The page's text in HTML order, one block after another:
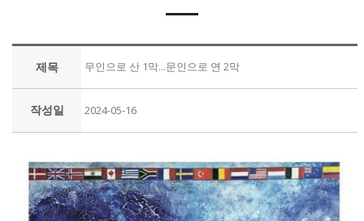
제목 무인으로 산 1막...문인으로 연 2막
작성일 2024-05-16